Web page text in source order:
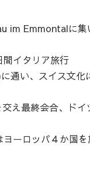
im Emmontalに
イタリア旅行
通い、スイス文化
え最終会合、ド
ーロッパ４か国